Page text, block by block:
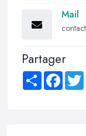
Mail
Partager
Share